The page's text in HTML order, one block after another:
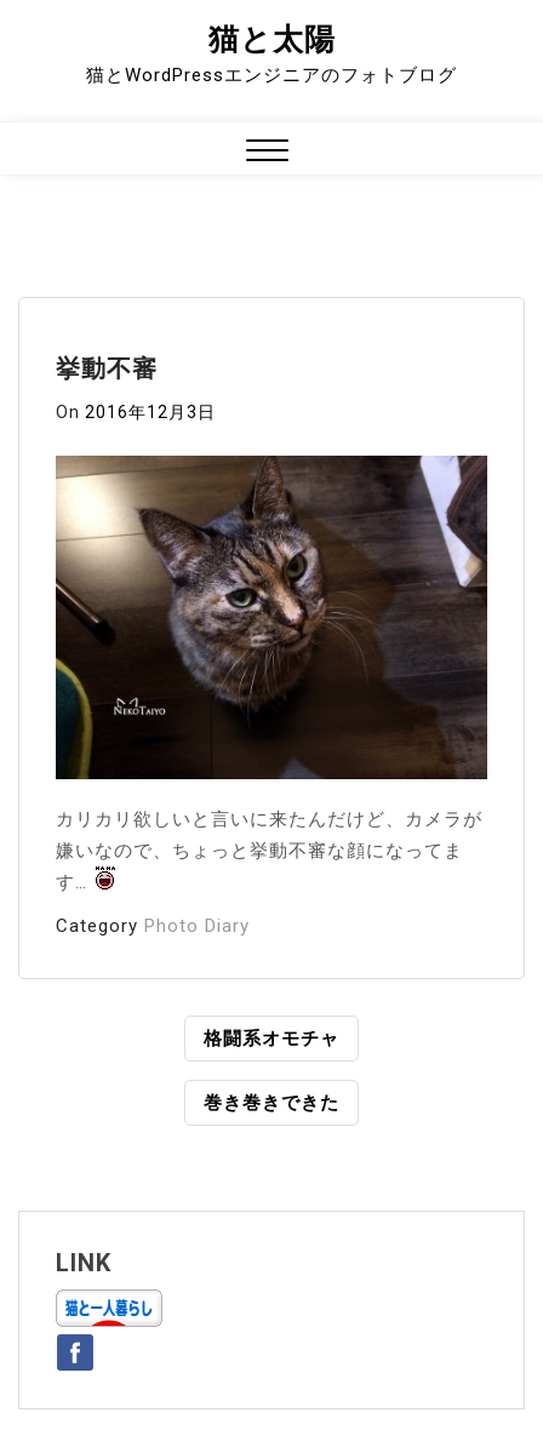
猫と太陽
猫とWordPressエンジニアのフォトブログ
挙動不審
On 2016年12月3日
カリカリ欲しいと言いに来たんだけど、カメラが
嫌いなので、ちょっと挙動不審な顔になってま
す…
Category Photo Diary
ゲ
シ
ョ
ン
格闘系オモチャ
巻き巻きできた
LINK